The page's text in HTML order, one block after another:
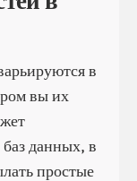
в
вы их
данных, в
простые